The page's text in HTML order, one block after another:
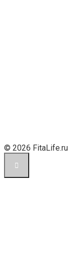
© 2026 FitaLife.ru